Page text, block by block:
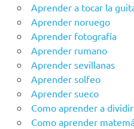
Aprender a tocar la
Aprender noruego
Aprender fotografía
Aprender rumano
Aprender sevillanas
Aprender solfeo
Aprender sueco
Como aprender a
Como aprender